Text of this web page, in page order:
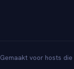
Gemaakt voor hosts